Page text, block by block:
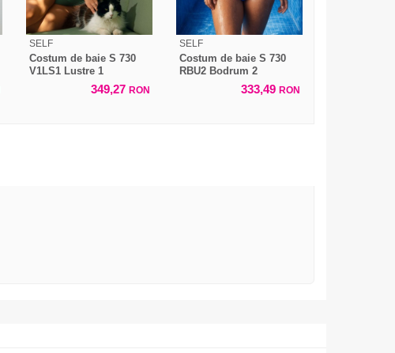
SELF
Costum de baie S 730
V1LS1 Lustre 1
349,27 RON
SELF
Costum de baie S 730
RBU2 Bodrum 2
333,49 RON